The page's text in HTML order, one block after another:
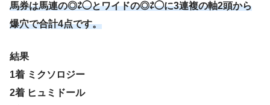
馬券は馬連の◎⇄◯とワイドの◎⇄◯に3連複の軸2頭から
爆穴で合計4点です。
結果
1着 ミクソロジー
2着 ヒュミドール